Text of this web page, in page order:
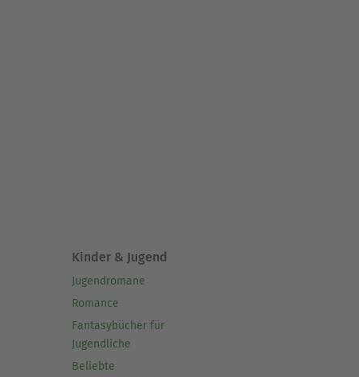
Kinder & Jugend
Jugendromane
Romance
Fantasybücher für
Jugendliche
Beliebte